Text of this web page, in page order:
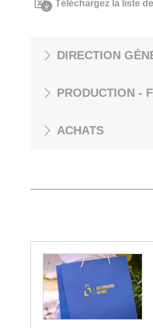
Téléchargez la liste
DIRECTION
PRODUCTION -
ACHATS